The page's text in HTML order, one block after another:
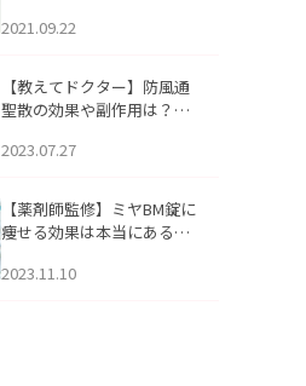
2021.09.22
【教えてドクター】防風通
聖散の効果や副作用は？長
2023.07.27
【薬剤師監修】ミヤBM錠に
痩せる効果は本当にある
2023.11.10